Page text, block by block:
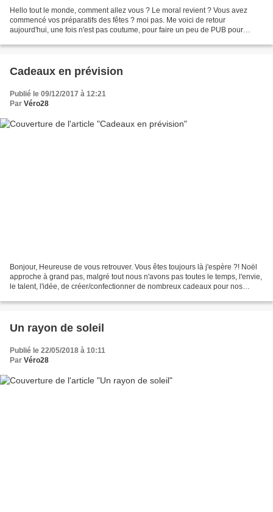
Hello tout le monde, comment allez vous ? Le moral revient ? Vous avez
commencé vos préparatifs des fêtes ? moi pas. Me voici de retour
aujourd'hui, une fois n'est pas coutume, pour faire un peu de PUB pour
Cadeaux en prévision
Publié le 09/12/2017 à 12:21
Par Véro28
Bonjour, Heureuse de vous retrouver. Vous êtes toujours là j'espère ?! Noël
approche à grand pas, malgré tout nous n'avons pas toutes le temps, l'envie,
le talent, l'idée, de créer/confectionner de nombreux cadeaux pour nos
Un rayon de soleil
Publié le 22/05/2018 à 10:11
Par Véro28